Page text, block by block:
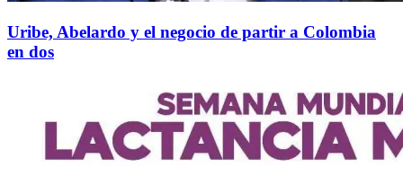
Uribe, Abelardo y el negocio de partir a Colombia
en dos